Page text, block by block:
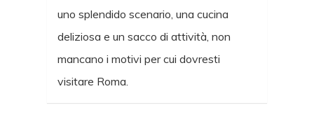
uno splendido scenario, una cucina
deliziosa e un sacco di attività, non
mancano i motivi per cui dovresti
visitare Roma.